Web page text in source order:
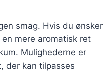
smag. Hvis du ønsker
mere aromatisk ret
Mulighederne er
der kan tilpasses